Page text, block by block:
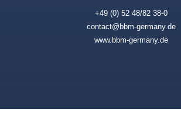
+49 (0) 52 48/82 38-0
contact@bbm-germany.de
www.bbm-germany.de